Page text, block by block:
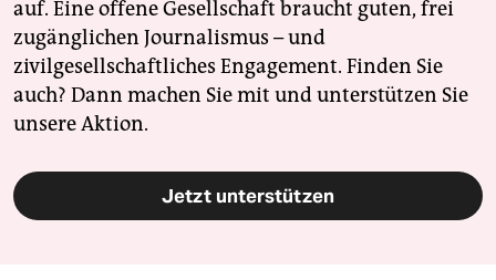
auf. Eine offene Gesellschaft braucht guten, frei
zugänglichen Journalismus – und
zivilgesellschaftliches Engagement. Finden Sie
auch? Dann machen Sie mit und unterstützen Sie
unsere Aktion.
Jetzt unterstützen